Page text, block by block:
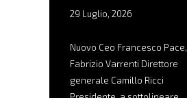
29 Luglio, 2026
Nuovo Ceo Francesco Pace,
Fabrizio Varrenti Direttore
generale Camillo Ricci